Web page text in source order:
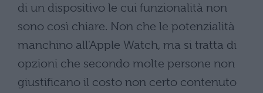
di un dispositivo le cui funzionalità non
sono così chiare. Non che le potenzialità
manchino all'Apple Watch, ma si tratta di
opzioni che secondo molte persone non
giustificano il costo non certo contenuto